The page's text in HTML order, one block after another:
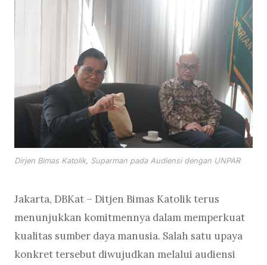
Dirjen Bimas Katolik, Suparman pada Audiensi dengan UNPAR
Jakarta, DBKat – Ditjen Bimas Katolik terus
menunjukkan komitmennya dalam memperkuat
kualitas sumber daya manusia. Salah satu upaya
konkret tersebut diwujudkan melalui audiensi